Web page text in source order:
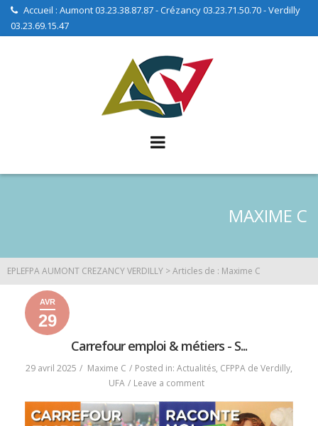
Skip Accueil : Aumont 03.23.38.87.87 - Crézancy 03.23.71.50.70 - Verdilly
03.23.69.15.47
MAXIME C
EPLEFPA AUMONT CREZANCY VERDILLY >Articles de : Maxime C
29
avril
29
avril
AVR
29
2025
Carrefour emploi & métiers - S...
29 avril 2025 Maxime C Posted in: Actualités, CFPPA de Verdilly,
UFA
Leave a commenton
emploi